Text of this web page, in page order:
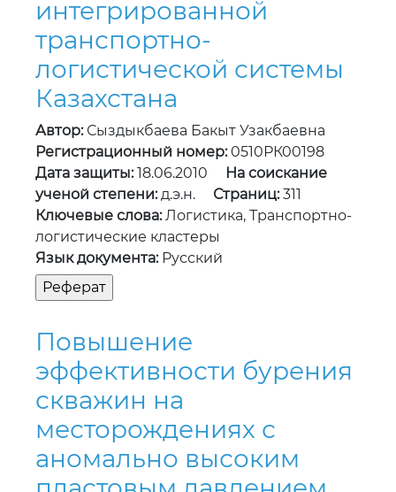
интегрированной
транспортно-
логистической системы
Казахстана
Автор:Сыздыкбаева Бакыт Узакбаевна
Регистрационный номер:0510РК00198
Дата защиты:18.06.2010
На соискание
ученой степени:д.э.н. Страниц:311
Ключевые слова:Логистика, Транспортно-
логистические кластеры
Язык документа:Русский
Повышение
эффективности бурения
скважин на
месторождениях с
аномально высоким